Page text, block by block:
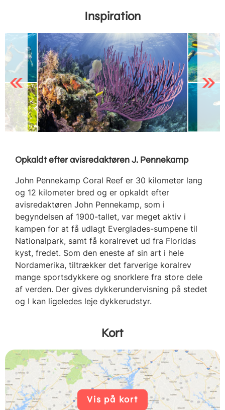
Inspiration
Previous Next
Opkaldt efter avisredaktøren J. Pennekamp
John Pennekamp Coral Reef er 30 kilometer lang
og 12 kilometer bred og er opkaldt efter
avisredaktøren John Pennekamp, som i
begyndelsen af 1900-tallet, var meget aktiv i
kampen for at få udlagt Everglades-sumpene til
Nationalpark, samt få koralrevet ud fra Floridas
kyst, fredet. Som den eneste af sin art i hele
Nordamerika, tiltrækker det farverige koralrev
mange sportsdykkere og snorklere fra store dele
af verden. Der gives dykkerundervisning på stedet
og I kan ligeledes leje dykkerudstyr.
Kort
Vis på kort